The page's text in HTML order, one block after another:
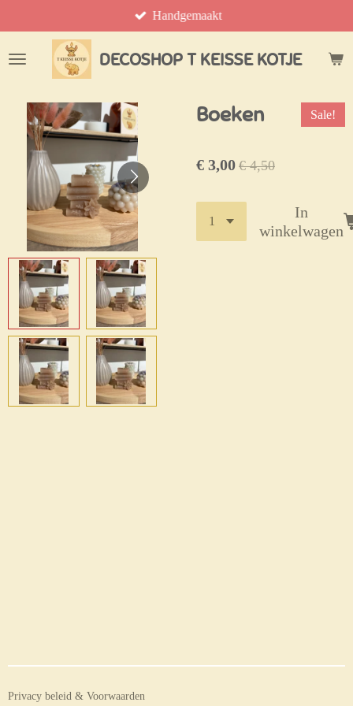
direct
naar
DECOSHOP T KEISSE KOTJE
Handgemaakt
Boeken Sale!
€ 3,00 € 4,50
In
winkelwagen
Privacy beleid & Voorwaarden